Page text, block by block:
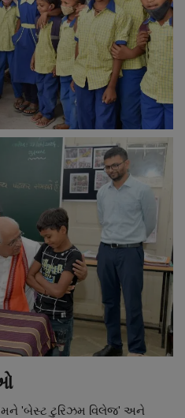
'બેસ્ટ ટુરિઝમ વિલેજ' અને